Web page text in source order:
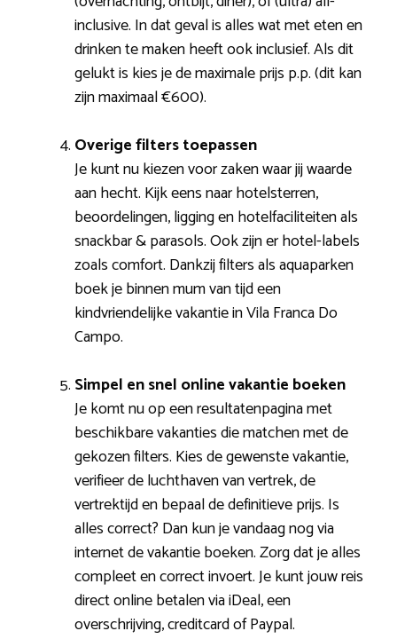
inclusive. In dat geval is alles wat met eten en
drinken te maken heeft ook inclusief. Als dit
gelukt is kies je de maximale prijs p.p. (dit kan
zijn maximaal €600).
Overige filters toepassen
Je kunt nu kiezen voor zaken waar jij waarde
aan hecht. Kijk eens naar hotelsterren,
beoordelingen, ligging en hotelfaciliteiten als
snackbar & parasols. Ook zijn er hotel-labels
zoals comfort. Dankzij filters als aquaparken
boek je binnen mum van tijd een
kindvriendelijke vakantie in Vila Franca Do
Campo.
Simpel en snel online vakantie boeken
Je komt nu op een resultatenpagina met
beschikbare vakanties die matchen met de
gekozen filters. Kies de gewenste vakantie,
verifieer de luchthaven van vertrek, de
vertrektijd en bepaal de definitieve prijs. Is
alles correct? Dan kun je vandaag nog via
internet de vakantie boeken. Zorg dat je alles
compleet en correct invoert. Je kunt jouw reis
direct online betalen via iDeal, een
overschrijving, creditcard of Paypal.